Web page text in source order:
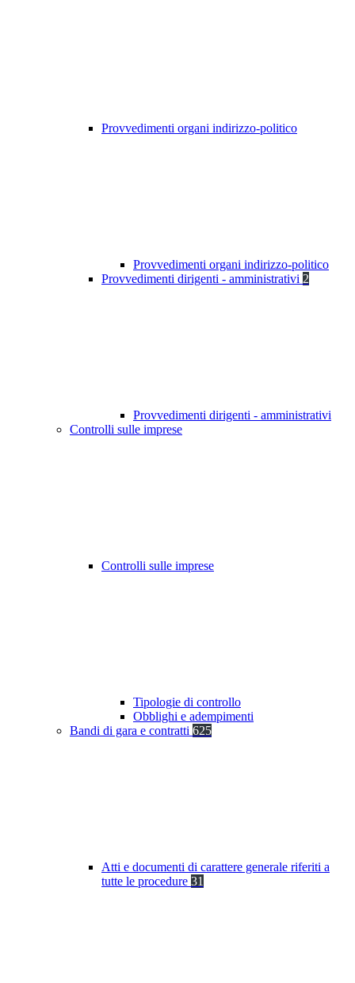
Provvedimenti organi indirizzo-politico
Provvedimenti organi indirizzo-politico
Provvedimenti dirigenti - amministrativi 2
Provvedimenti dirigenti - amministrativi
Controlli sulle imprese
Controlli sulle imprese
Tipologie di controllo
Obblighi e adempimenti
Bandi di gara e contratti 625
Atti e documenti di carattere generale riferiti a
tutte le procedure 31